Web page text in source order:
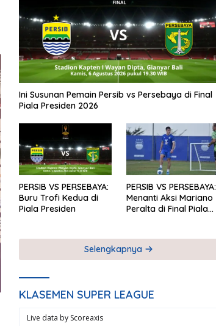
Ini Susunan Pemain Persib vs Persebaya di Final
Piala Presiden 2026
PERSIB VS PERSEBAYA:
Buru Trofi Kedua di
Piala Presiden
PERSIB VS PERSEBAYA:
Menanti Aksi Mariano
Peralta di Final Piala
Selengkapnya
KLASEMEN SUPER LEAGUE
Live data by Scoreaxis